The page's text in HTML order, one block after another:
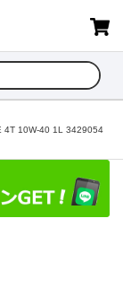
4T 10W-40 1L 3429054